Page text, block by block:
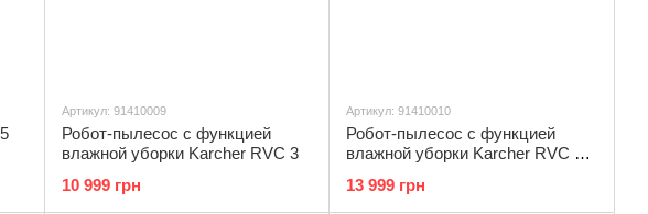
Артикул: 91410009
Робот-пылесос с функцией
влажной уборки Karcher RVC 3
10 999 грн
Артикул: 91410010
Робот-пылесос с функцией
влажной уборки Karcher RVC 3
13 999 грн